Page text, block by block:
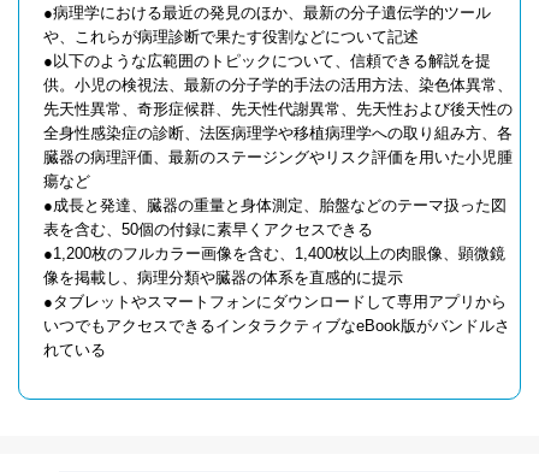
●病理学における最近の発見のほか、最新の分子遺伝学的ツール
や、これらが病理診断で果たす役割などについて記述
●以下のような広範囲のトピックについて、信頼できる解説を提
供。小児の検視法、最新の分子学的手法の活用方法、染色体異常、
先天性異常、奇形症候群、先天性代謝異常、先天性および後天性の
全身性感染症の診断、法医病理学や移植病理学への取り組み方、各
臓器の病理評価、最新のステージングやリスク評価を用いた小児腫
瘍など
●成長と発達、臓器の重量と身体測定、胎盤などのテーマ扱った図
表を含む、50個の付録に素早くアクセスできる
●1,200枚のフルカラー画像を含む、1,400枚以上の肉眼像、顕微鏡
像を掲載し、病理分類や臓器の体系を直感的に提示
●タブレットやスマートフォンにダウンロードして専用アプリから
いつでもアクセスできるインタラクティブなeBook版がバンドルさ
れている